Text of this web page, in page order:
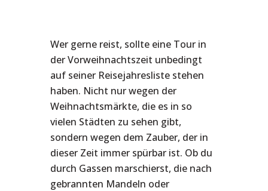
Wer gerne reist, sollte eine Tour in
der Vorweihnachtszeit unbedingt
auf seiner Reisejahresliste stehen
haben. Nicht nur wegen der
Weihnachtsmärkte, die es in so
vielen Städten zu sehen gibt,
sondern wegen dem Zauber, der in
dieser Zeit immer spürbar ist. Ob du
durch Gassen marschierst, die nach
gebrannten Mandeln oder